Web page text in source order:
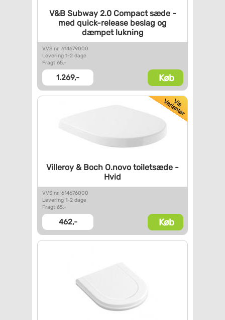
V&B Subway 2.0 Compact sæde -
med quick-release beslag og
dæmpet lukning
VVS nr. 614679000
Levering 1-2 dage
Fragt 65,-
1.269,- Køb
Villeroy & Boch O.novo toiletsæde -
Hvid
VVS nr. 614676000
Levering 1-2 dage
Fragt 65,-
462,- Køb